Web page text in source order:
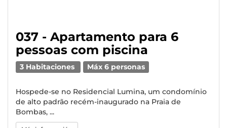
037 - Apartamento para 6
pessoas com piscina
3 Habitaciones Máx 6 personas
Hospede-se no Residencial Lumina, um condomínio
de alto padrão recém-inaugurado na Praia de
Bombas, ...